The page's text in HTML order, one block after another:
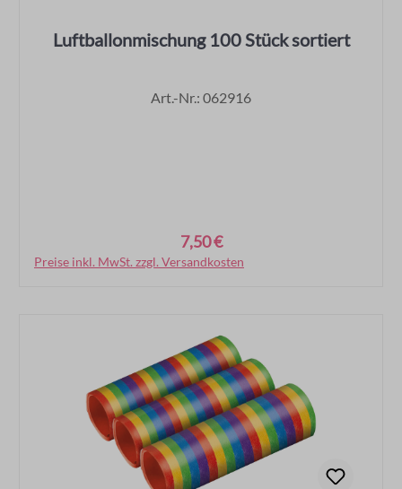
Luftballonmischung 100 Stück sortiert
Art.-Nr.: 062916
7,50 €
Preise inkl. MwSt. zzgl. Versandkosten
In den Warenkorb